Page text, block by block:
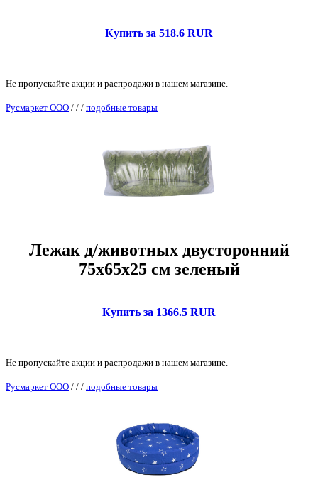
Купить за 518.6 RUR
Не пропускайте акции и распродажи в нашем магазине.
Русмаркет ООО / / / подобные товары
Лежак д/животных двусторонний
75х65х25 см зеленый
Купить за 1366.5 RUR
Не пропускайте акции и распродажи в нашем магазине.
Русмаркет ООО / / / подобные товары